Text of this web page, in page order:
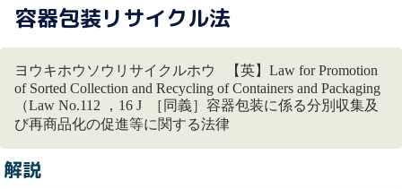
容器包装リサイクル法
ヨウキホウソウリサイクルホウ 【英】Law for Promotion
of Sorted Collection and Recycling of Containers and Packaging
（Law No.112 ，16 J ［同義］容器包装に係る分別収集及
び再商品化の促進等に関する法律
解説